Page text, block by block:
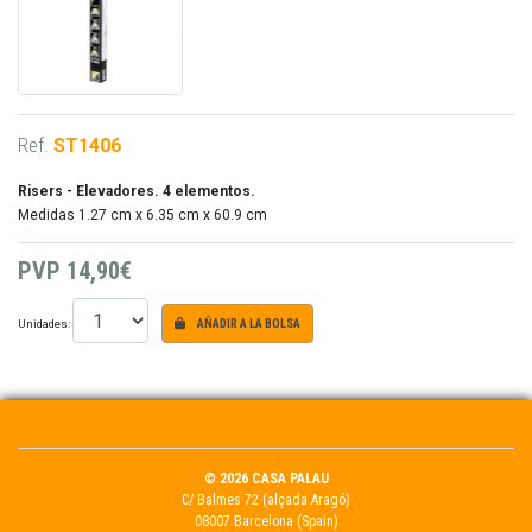
Ref. ST1406
Risers - Elevadores. 4 elementos.
Medidas 1.27 cm x 6.35 cm x 60.9 cm
PVP 14,90€
Unidades: AÑADIR A LA BOLSA
© 2026 CASA PALAU
C/ Balmes 72 (alçada Aragó)
08007 Barcelona (Spain)